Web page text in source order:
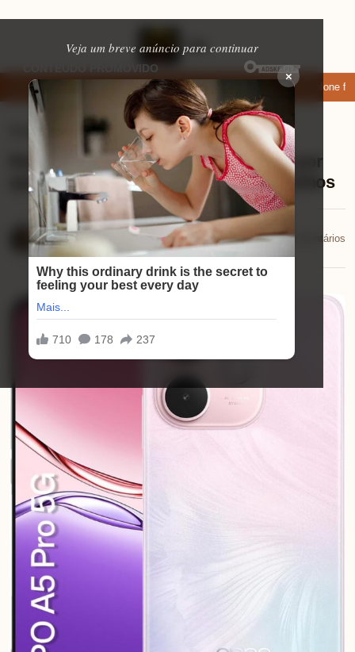
Veja um breve anúncio para continuar
×
apps de namoro que permitem enviar fotos e vídeos Microfone
⏱ 9 min de leitura
Review OPPO A5 Pro 5G: descubra por
que ele é o smartphone dos seus sonhos
Mariana Souza
05/01/2026
📅 05/01/2026💬 0 comentários